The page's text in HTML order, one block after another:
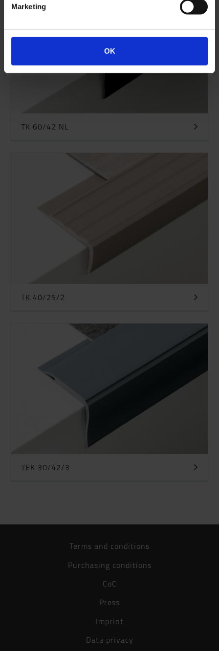
Marketing
OK
TK 60/42 NL
TK 40/25/2
TEK 30/42/3
Terms and conditions
Purchasing conditions
CoC
Press
Imprint
Data privacy